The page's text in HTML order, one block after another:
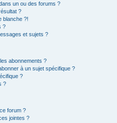
un ou des forums ?
?
blanche ?!
?
et sujets ?
abonnements ?
à un sujet spécifique ?
?
?
forum ?
jointes ?